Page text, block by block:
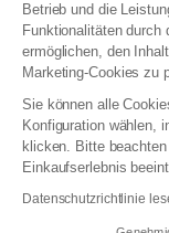
Betrieb und die
Funktionalitäten durch
ermöglichen, den
Marketing-Cookies zu
Sie können alle
Konfiguration wählen,
klicken. Bitte
Einkaufserlebnis
Datenschutzrichtlinie
Allgemeine